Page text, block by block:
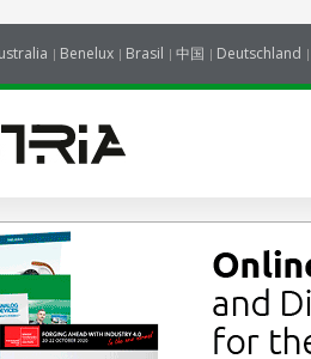
Benelux Brasil 中国 Deutschland